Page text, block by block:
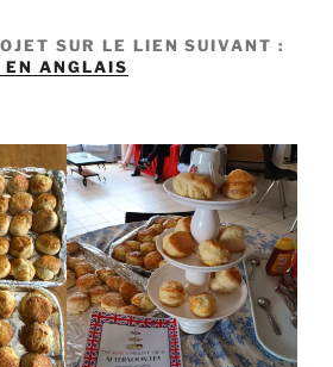
SUR LE LIEN SUIVANT :
EN ANGLAIS